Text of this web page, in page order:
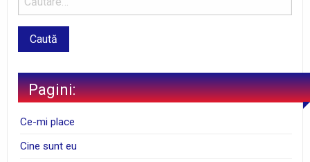
Pagini:
Ce-mi place
Cine sunt eu